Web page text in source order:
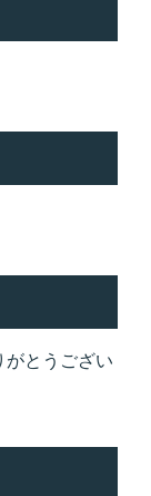
がとうござい